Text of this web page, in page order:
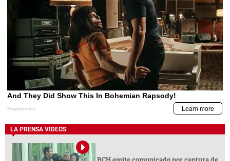
LA PRENSA VIDEOS